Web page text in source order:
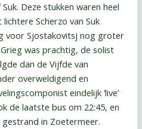
Deze stukken waren heel
Scherzo van Suk
voor Sjostakovitsj nog groter
was prachtig, de solist
dan de Vijfde van
overweldigend en
eindelijk ‘live’
de laatste bus om 22:45, en
in Zoetermeer.